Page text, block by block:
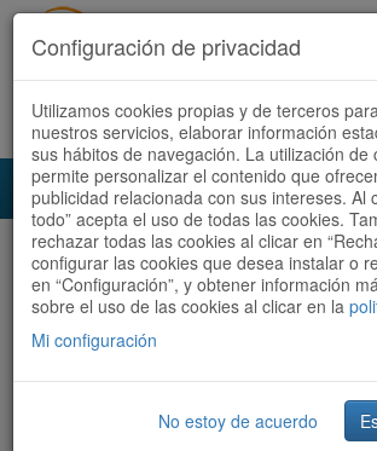
Acceder Registrate ahora
Audioruta Todas las rutas
Todas las rutas Ordenar
Filtrar las rutas
Configuración de privacidad
Utilizamos cookies propias y de terceros
nuestros servicios, elaborar información
sus hábitos de navegación. La utilización de
permite personalizar el contenido que
publicidad relacionada con sus intereses. Al
todo” acepta el uso de todas las cookies.
rechazar todas las cookies al clicar en
configurar las cookies que desea instalar o
en “Configuración”, y obtener información
sobre el uso de las cookies al clicar en la
Mi configuración
No estoy de acuerdo